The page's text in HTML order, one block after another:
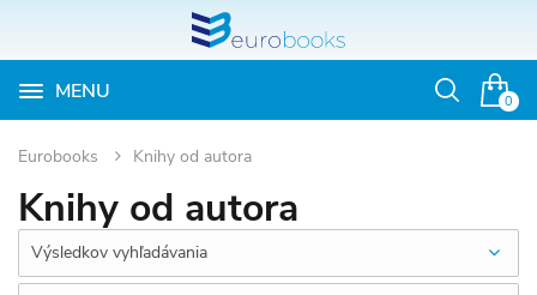
0
MENU
Otvoriť
Eurobooks Knihy od autora
Knihy od autora
Výsledkov vyhľadávania